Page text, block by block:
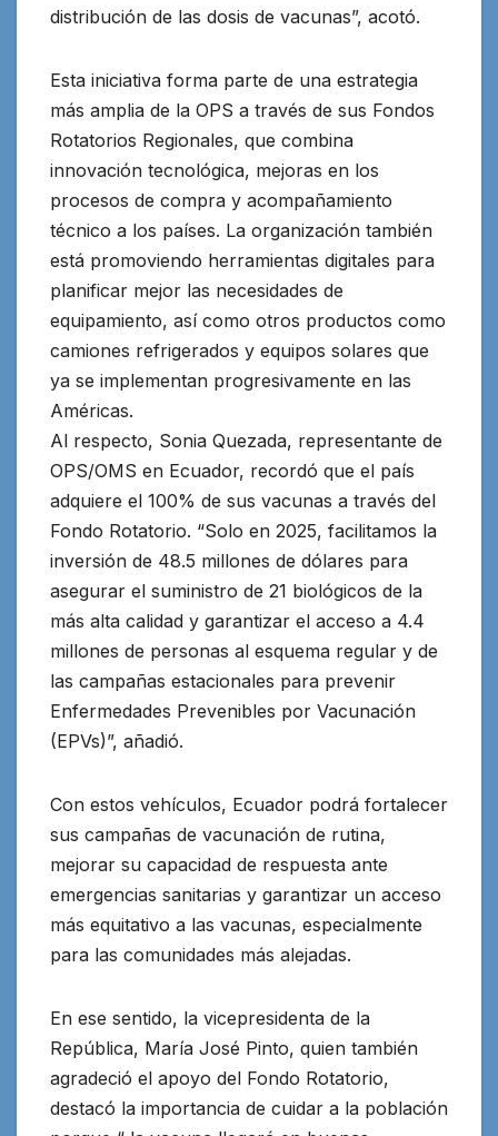
distribución de las dosis de vacunas”, acotó.
Esta iniciativa forma parte de una estrategia
más amplia de la OPS a través de sus Fondos
Rotatorios Regionales, que combina
innovación tecnológica, mejoras en los
procesos de compra y acompañamiento
técnico a los países. La organización también
está promoviendo herramientas digitales para
planificar mejor las necesidades de
equipamiento, así como otros productos como
camiones refrigerados y equipos solares que
ya se implementan progresivamente en las
Américas.
Al respecto, Sonia Quezada, representante de
OPS/OMS en Ecuador, recordó que el país
adquiere el 100% de sus vacunas a través del
Fondo Rotatorio. “Solo en 2025, facilitamos la
inversión de 48.5 millones de dólares para
asegurar el suministro de 21 biológicos de la
más alta calidad y garantizar el acceso a 4.4
millones de personas al esquema regular y de
las campañas estacionales para prevenir
Enfermedades Prevenibles por Vacunación
(EPVs)”, añadió.
Con estos vehículos, Ecuador podrá fortalecer
sus campañas de vacunación de rutina,
mejorar su capacidad de respuesta ante
emergencias sanitarias y garantizar un acceso
más equitativo a las vacunas, especialmente
para las comunidades más alejadas.
En ese sentido, la vicepresidenta de la
República, María José Pinto, quien también
agradeció el apoyo del Fondo Rotatorio,
destacó la importancia de cuidar a la población